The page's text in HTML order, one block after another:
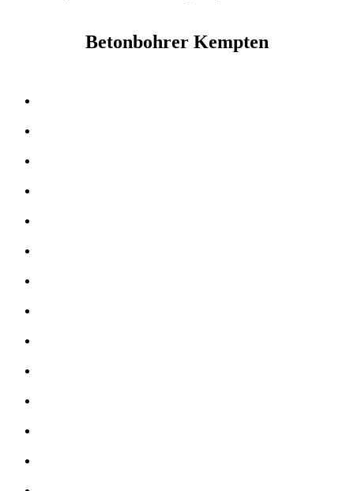
Betonbohrer Kempten